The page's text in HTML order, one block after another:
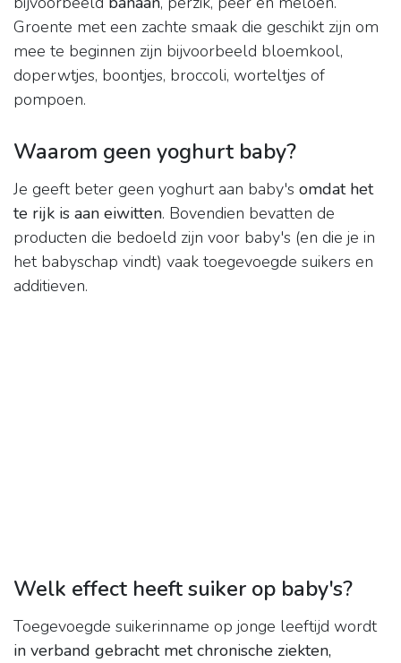
Groente met een zachte smaak die geschikt zijn om
mee te beginnen zijn bijvoorbeeld bloemkool,
doperwtjes, boontjes, broccoli, worteltjes of
pompoen.
Waarom geen yoghurt baby?
Je geeft beter geen yoghurt aan baby's omdat het
te rijk is aan eiwitten. Bovendien bevatten de
producten die bedoeld zijn voor baby's (en die je in
het babyschap vindt) vaak toegevoegde suikers en
additieven.
Welk effect heeft suiker op baby's?
Toegevoegde suikerinname op jonge leeftijd wordt
in verband gebracht met chronische ziekten,